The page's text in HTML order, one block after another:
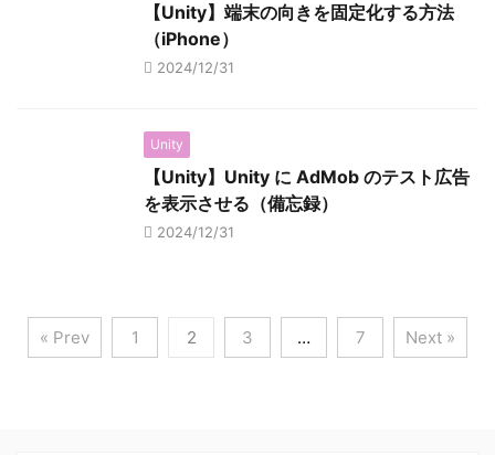
【Unity】端末の向きを固定化する方法
（iPhone）
2024/12/31
Unity
【Unity】Unity に AdMob のテスト広告
を表示させる（備忘録）
2024/12/31
« Prev 1 2 3 … 7 Next »